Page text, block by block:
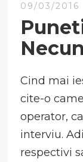
09/03/2016
Cind mai
cite-o
operator,
interviu.
respectivi